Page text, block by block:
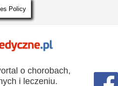
o chorobach,
i leczeniu.
Policy